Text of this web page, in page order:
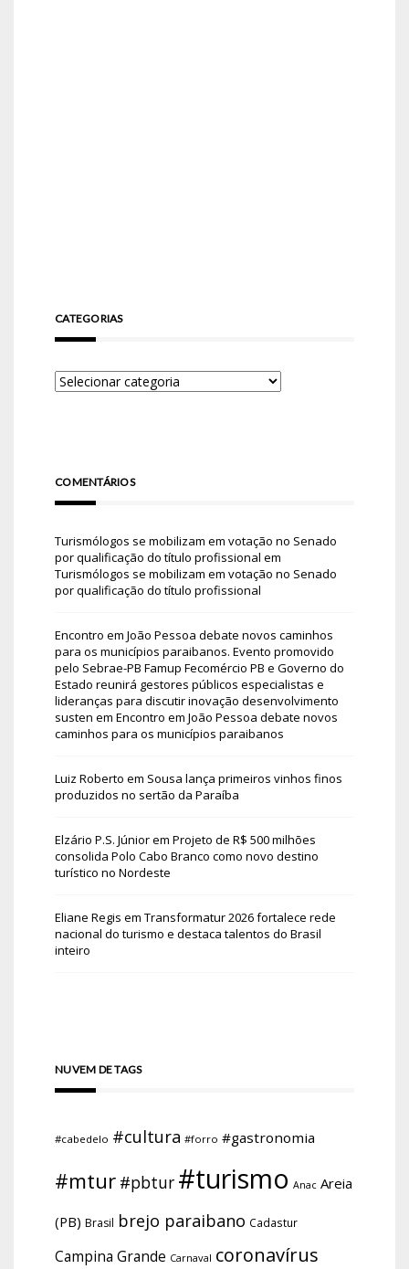
CATEGORIAS
COMENTÁRIOS
Turismólogos se mobilizam em votação no Senado
por qualificação do título profissional em
Turismólogos se mobilizam em votação no Senado
por qualificação do título profissional
Encontro em João Pessoa debate novos caminhos
para os municípios paraibanos. Evento promovido
pelo Sebrae-PB Famup Fecomércio PB e Governo do
Estado reunirá gestores públicos especialistas e
lideranças para discutir inovação desenvolvimento
susten em Encontro em João Pessoa debate novos
caminhos para os municípios paraibanos
Luiz Roberto em Sousa lança primeiros vinhos finos
produzidos no sertão da Paraíba
Elzário P.S. Júniorem Projeto de R$ 500 milhões
consolida Polo Cabo Branco como novo destino
turístico no Nordeste
Eliane Regis em Transformatur 2026 fortalece rede
nacional do turismo e destaca talentos do Brasil
inteiro
NUVEM DE TAGS
#cabedelo #cultura #forro #gastronomia
#mtur #pbtur #turismo Anac Areia
(PB) Brasil brejo paraibano Cadastur
Campina Grande Carnaval coronavírus